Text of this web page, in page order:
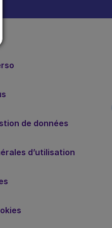
de données
d’utilisation